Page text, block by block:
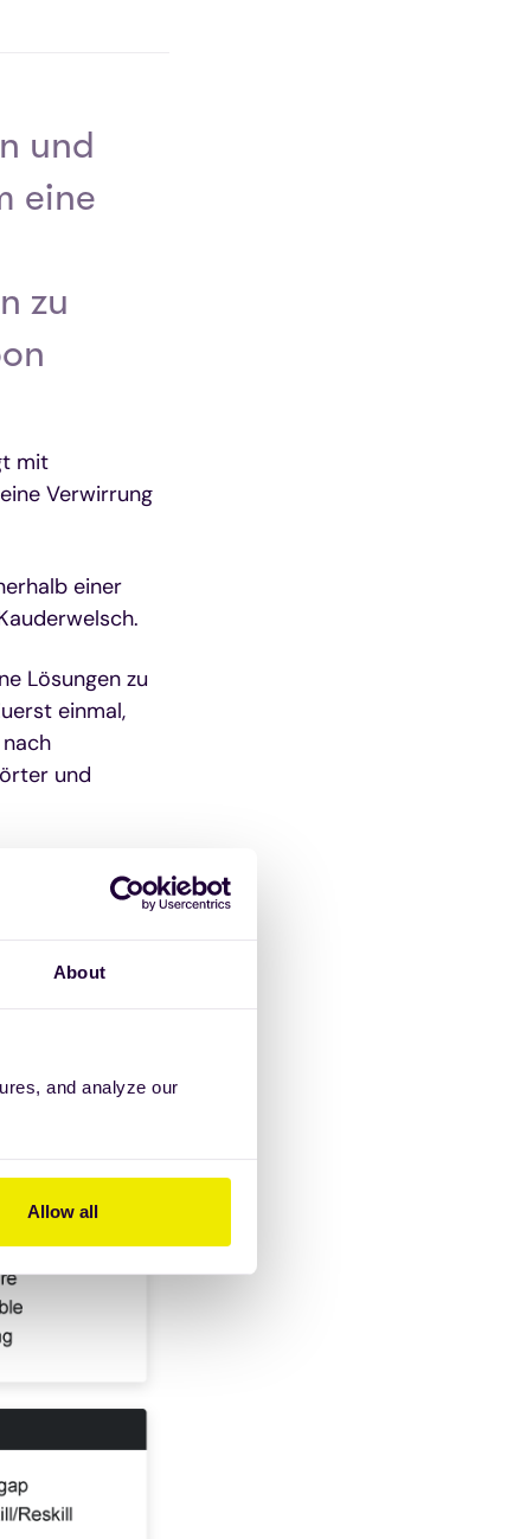
About
and analyze our
Allow all
und
eine
zu
mit
Verwirrung
einer
Lösungen zu
einmal,
und